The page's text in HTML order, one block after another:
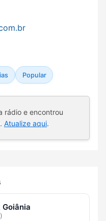
Popular
rádio e encontrou
Atualize aqui.
Goiânia